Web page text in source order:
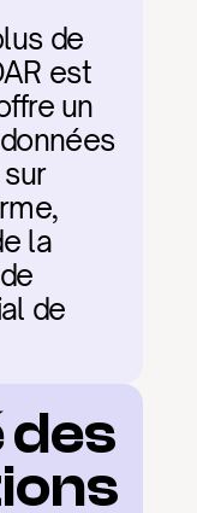
de
est
un
la
de